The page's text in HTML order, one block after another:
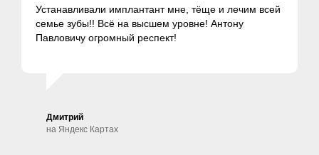
Устанавливали имплантант мне, тёще и лечим всей
семье зубы!! Всё на высшем уровне! Антону
Павловичу огромный респект!
Дмитрий
на Яндекс Картах